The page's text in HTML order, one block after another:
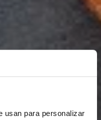
usan para personalizar